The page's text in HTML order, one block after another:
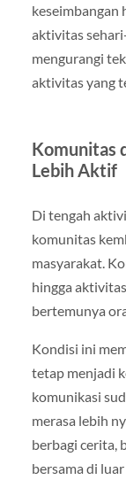
keseimbangan
aktivitas
mengurangi
aktivitas yang
Komunitas
Lebih Aktif
Di tengah
komunitas
masyarakat.
hingga
bertemunya
Kondisi ini
tetap menjadi
komunikasi
merasa lebih
berbagi cerita,
bersama di